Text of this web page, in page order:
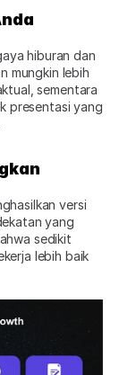
hiburan dan
mungkin lebih
sementara
presentasi yang
versi
yang
sedikit
lebih baik